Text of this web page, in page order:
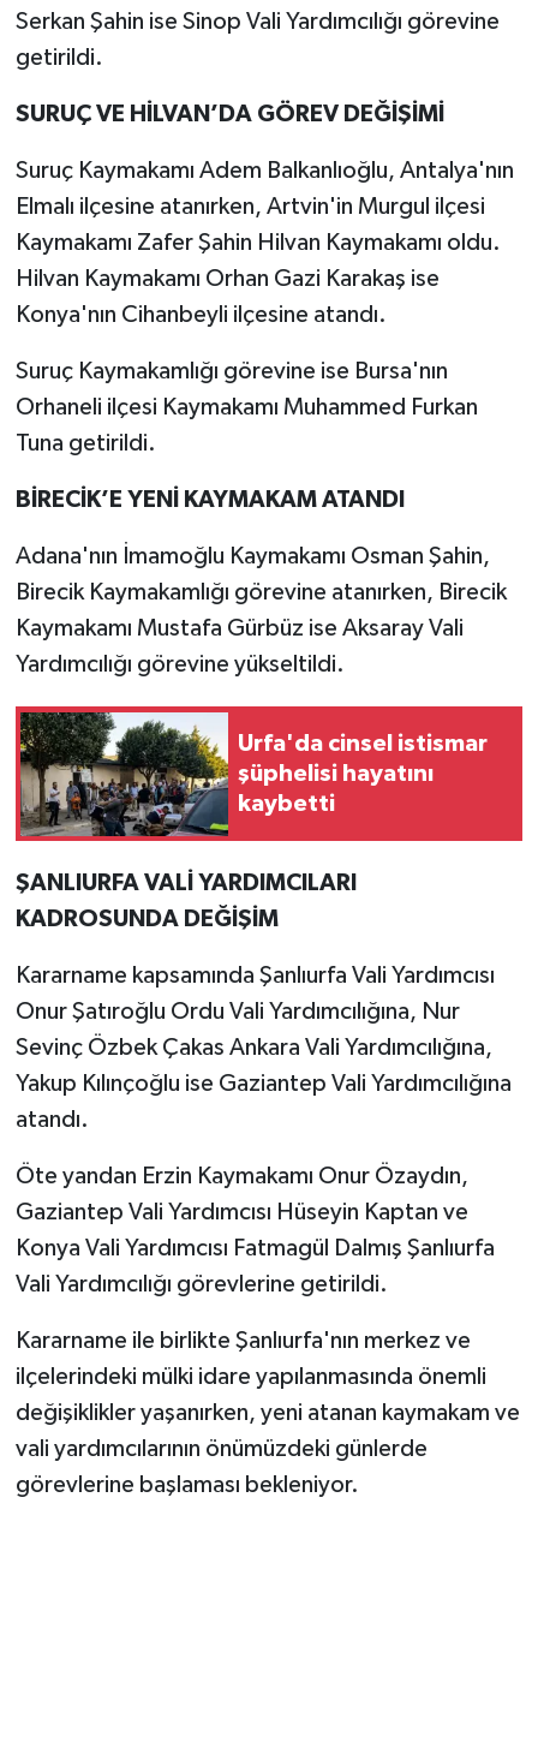
Serkan Şahin ise Sinop Vali Yardımcılığı görevine
getirildi.
SURUÇ VE HİLVAN’DA GÖREV DEĞİŞİMİ
Suruç Kaymakamı Adem Balkanlıoğlu, Antalya'nın
Elmalı ilçesine atanırken, Artvin'in Murgul ilçesi
Kaymakamı Zafer Şahin Hilvan Kaymakamı oldu.
Hilvan Kaymakamı Orhan Gazi Karakaş ise
Konya'nın Cihanbeyli ilçesine atandı.
Suruç Kaymakamlığı görevine ise Bursa'nın
Orhaneli ilçesi Kaymakamı Muhammed Furkan
Tuna getirildi.
BİRECİK’E YENİ KAYMAKAM ATANDI
Adana'nın İmamoğlu Kaymakamı Osman Şahin,
Birecik Kaymakamlığı görevine atanırken, Birecik
Kaymakamı Mustafa Gürbüz ise Aksaray Vali
Yardımcılığı görevine yükseltildi.
Urfa'da cinsel istismar
şüphelisi hayatını
kaybetti
ŞANLIURFA VALİ YARDIMCILARI
KADROSUNDA DEĞİŞİM
Kararname kapsamında Şanlıurfa Vali Yardımcısı
Onur Şatıroğlu Ordu Vali Yardımcılığına, Nur
Sevinç Özbek Çakas Ankara Vali Yardımcılığına,
Yakup Kılınçoğlu ise Gaziantep Vali Yardımcılığına
atandı.
Öte yandan Erzin Kaymakamı Onur Özaydın,
Gaziantep Vali Yardımcısı Hüseyin Kaptan ve
Konya Vali Yardımcısı Fatmagül Dalmış Şanlıurfa
Vali Yardımcılığı görevlerine getirildi.
Kararname ile birlikte Şanlıurfa'nın merkez ve
ilçelerindeki mülki idare yapılanmasında önemli
değişiklikler yaşanırken, yeni atanan kaymakam ve
vali yardımcılarının önümüzdeki günlerde
görevlerine başlaması bekleniyor.